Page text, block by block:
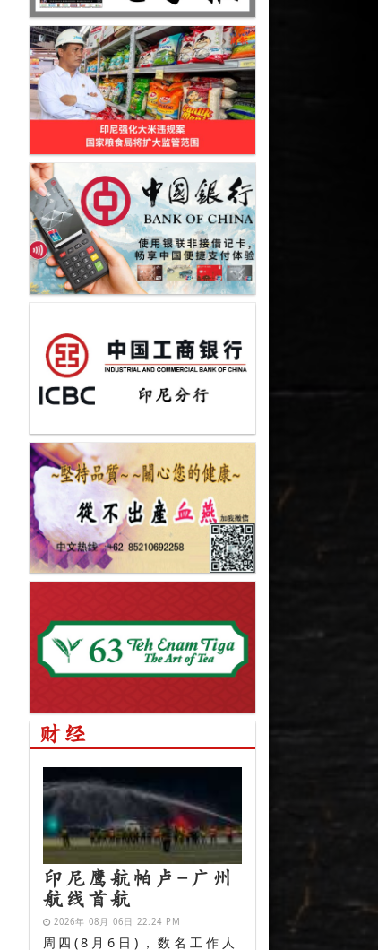
财经
印尼鹰航帕卢-广州
航线首航
2026年 08月 06日 22:24 PM
周四(8月6日)，数名工作人